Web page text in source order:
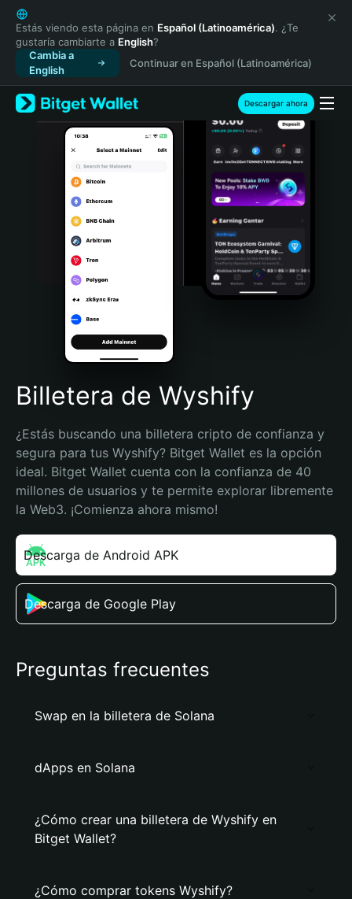
English
日本語
Tiếng Việt
Русский
Español (Latinoamérica)
Türkçe
Italiano
Português (Portugal)
Bahasa Indonesia
Português (Brasil)
Español (Argentina)
Estás viendo esta página en Español (Latinoamérica). ¿Te
gustaría cambiarte a English?
Cambia a
English
Continuar en Español (Latinoamérica)
Descargar ahora
Billetera de Wyshify
¿Estás buscando una billetera cripto de confianza y
segura para tus Wyshify? Bitget Wallet es la opción
ideal. Bitget Wallet cuenta con la confianza de 40
millones de usuarios y te permite explorar libremente
la Web3. ¡Comienza ahora mismo!
Descarga de Android APK
Descarga de Google Play
Preguntas frecuentes
Swap en la billetera de Solana
dApps en Solana
¿Cómo crear una billetera de Wyshify en
Bitget Wallet?
¿Cómo comprar tokens Wyshify?